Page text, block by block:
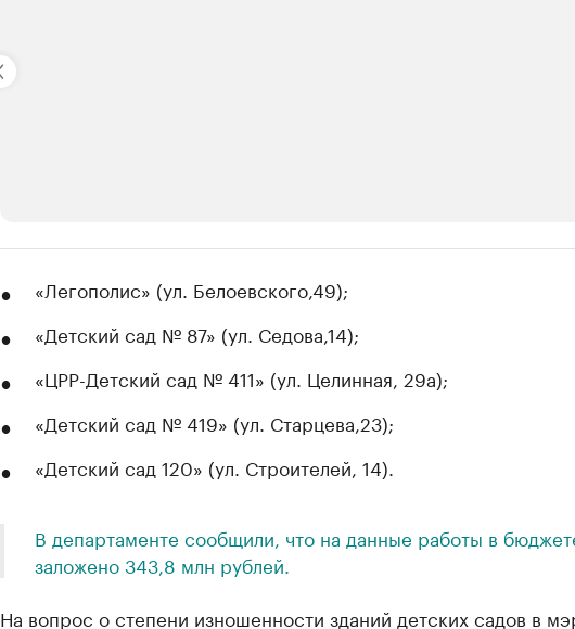
Ознакомьтесь с информацией в каталоге
«Легополис» (ул. Белоевского,49);
«Детский сад № 87» (ул. Седова,14);
«ЦРР-Детский сад № 411» (ул. Целинная, 29а);
«Детский сад № 419» (ул. Старцева,23);
«Детский сад 120» (ул. Строителей, 14).
В департаменте сообщили, что на данные работы в
заложено 343,8 млн рублей.
На вопрос о степени изношенности зданий детских садов в